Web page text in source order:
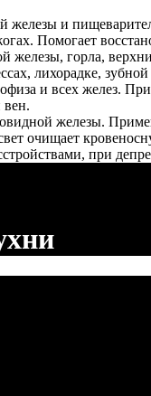
железы и
Помогает
железы, горла,
лихорадке,
и всех желез.
вен.
железы.
очищает
при